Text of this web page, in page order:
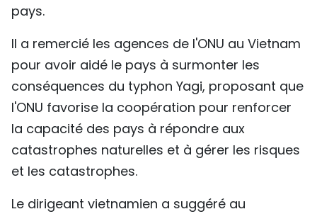
pays.
Il a remercié les agences de l'ONU au Vietnam
pour avoir aidé le pays à surmonter les
conséquences du typhon Yagi, proposant que
l'ONU favorise la coopération pour renforcer
la capacité des pays à répondre aux
catastrophes naturelles et à gérer les risques
et les catastrophes.
Le dirigeant vietnamien a suggéré au